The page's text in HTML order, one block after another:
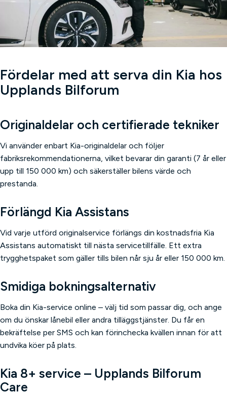
Fördelar med att serva din Kia hos
Upplands Bilforum
Originaldelar och certifierade tekniker
Vi använder enbart Kia-originaldelar och följer
fabriksrekommendationerna, vilket bevarar din garanti (7 år eller
upp till 150 000 km) och säkerställer bilens värde och
prestanda.
Förlängd Kia Assistans
Vid varje utförd originalservice förlängs din kostnadsfria Kia
Assistans automatiskt till nästa servicetillfälle. Ett extra
trygghetspaket som gäller tills bilen når sju år eller 150 000 km.
Smidiga bokningsalternativ
Boka din Kia-service online – välj tid som passar dig, och ange
om du önskar lånebil eller andra tilläggstjänster. Du får en
bekräftelse per SMS och kan förinchecka kvällen innan för att
undvika köer på plats.
Kia 8+ service – Upplands Bilforum
Care